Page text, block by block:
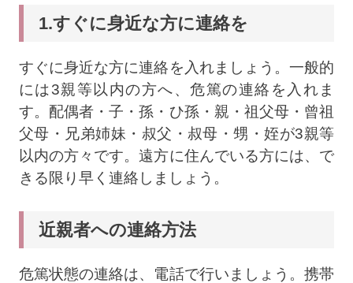
1.すぐに身近な方に連絡を
すぐに身近な方に連絡を入れましょう。一般的
には3親等以内の方へ、危篤の連絡を入れま
す。配偶者・子・孫・ひ孫・親・祖父母・曾祖
父母・兄弟姉妹・叔父・叔母・甥・姪が3親等
以内の方々です。遠方に住んでいる方には、で
きる限り早く連絡しましょう。
近親者への連絡方法
危篤状態の連絡は、電話で行いましょう。携帯